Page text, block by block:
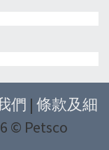
們 | 條款及細
© Petsco